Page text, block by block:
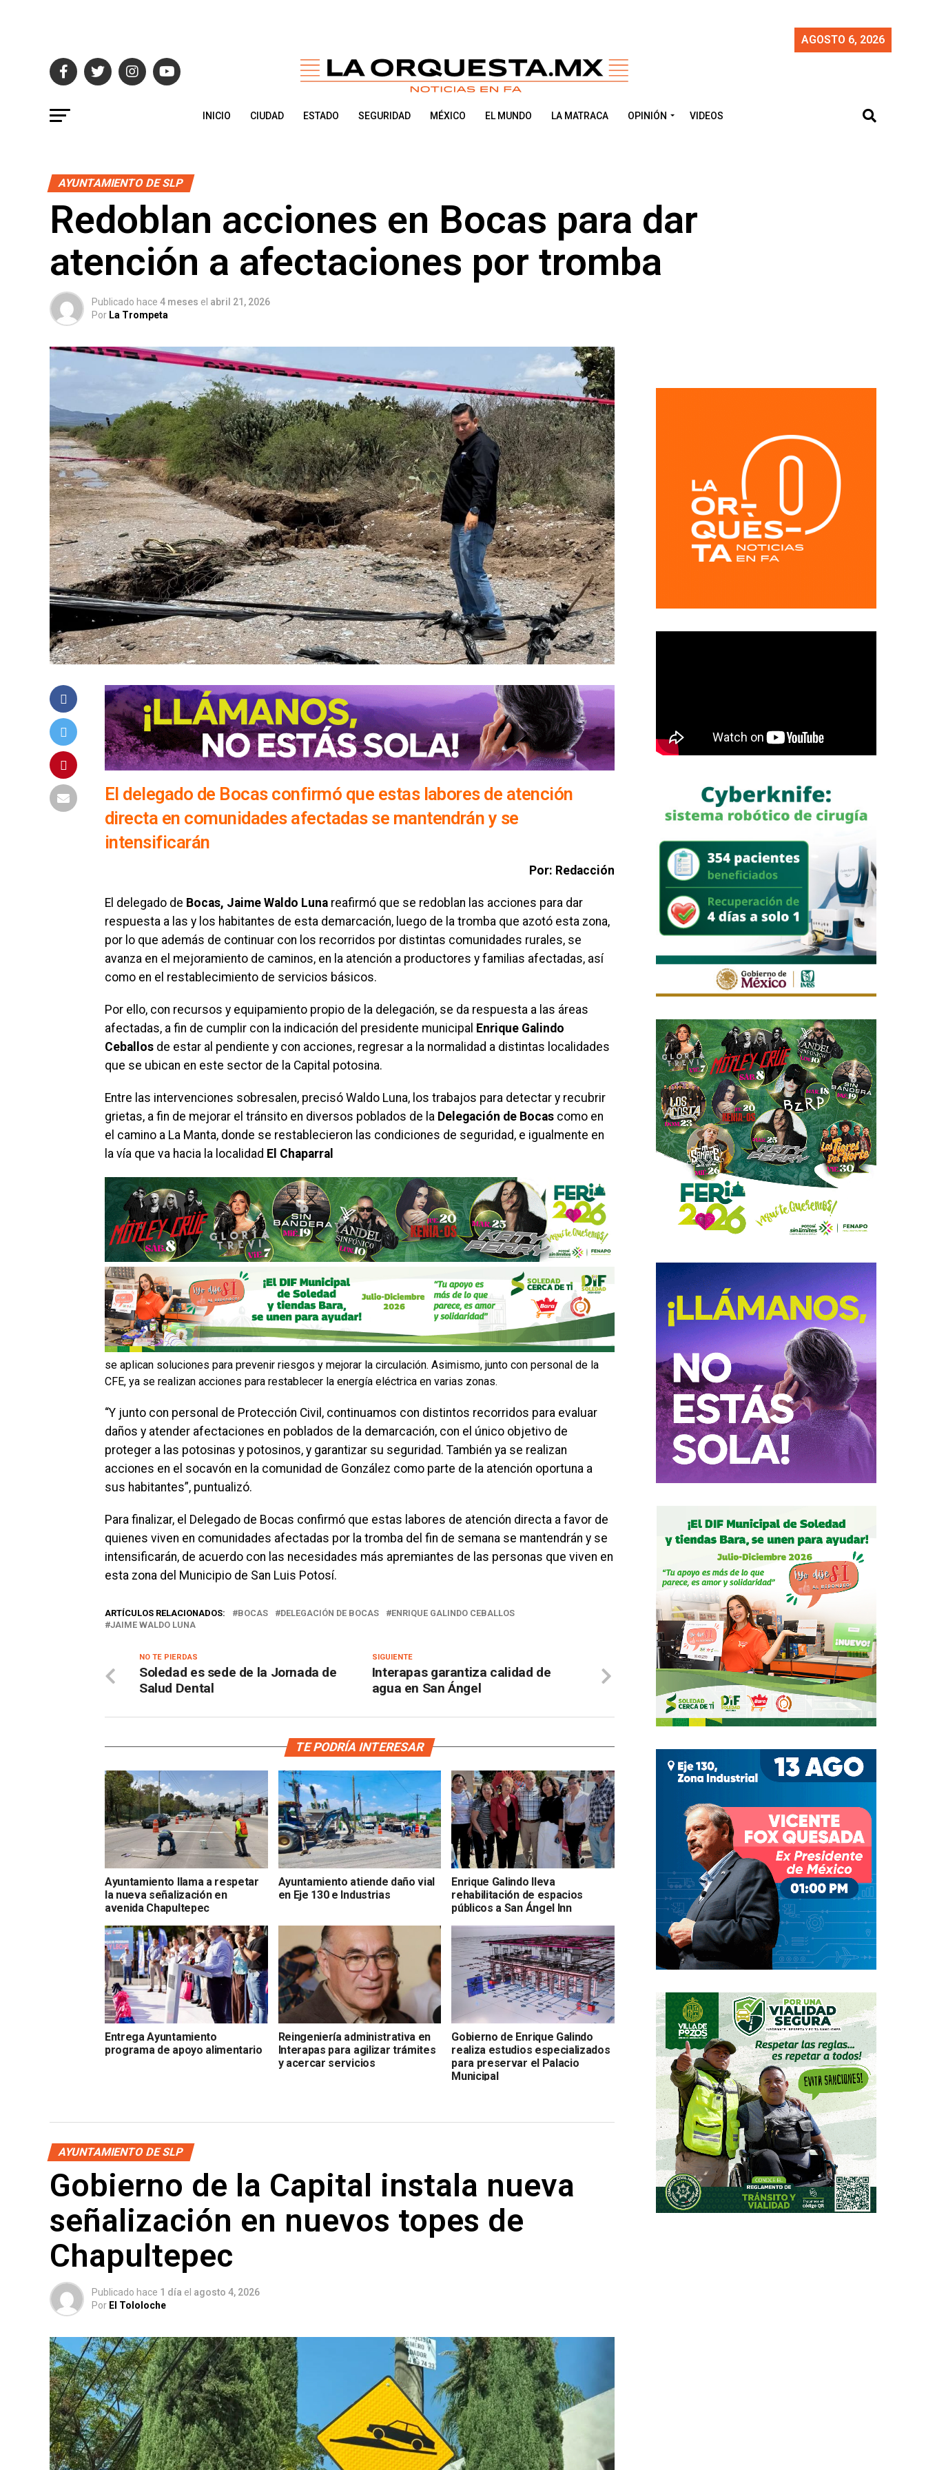
AGOSTO 6, 2026
INICIO CIUDAD ESTADO SEGURIDAD MÉXICO EL MUNDO LA MATRACA OPINIÓN VIDEOS
AYUNTAMIENTO DE SLP
Redoblan acciones en Bocas para dar
atención a afectaciones por tromba
Publicado hace 4 meses el abril 21, 2026
Por La Trompeta
El delegado de Bocas confirmó que estas labores de atención
directa en comunidades afectadas se mantendrán y se
intensificarán
Por: Redacción
El delegado de Bocas, Jaime Waldo Luna reafirmó que se redoblan las acciones para dar
respuesta a las y los habitantes de esta demarcación, luego de la tromba que azotó esta zona,
por lo que además de continuar con los recorridos por distintas comunidades rurales, se
avanza en el mejoramiento de caminos, en la atención a productores y familias afectadas, así
como en el restablecimiento de servicios básicos.
Por ello, con recursos y equipamiento propio de la delegación, se da respuesta a las áreas
afectadas, a fin de cumplir con la indicación del presidente municipal Enrique Galindo
Ceballos de estar al pendiente y con acciones, regresar a la normalidad a distintas localidades
que se ubican en este sector de la Capital potosina.
Entre las intervenciones sobresalen, precisó Waldo Luna, los trabajos para detectar y recubrir
grietas, a fin de mejorar el tránsito en diversos poblados de la Delegación de Bocas como en
el camino a La Manta, donde se restablecieron las condiciones de seguridad, e igualmente en
la vía que va hacia la localidad El Chaparral
se aplican soluciones para prevenir riesgos y mejorar la circulación. Asimismo, junto con personal de la
CFE, ya se realizan acciones para restablecer la energía eléctrica en varias zonas.
“Y junto con personal de Protección Civil, continuamos con distintos recorridos para evaluar
daños y atender afectaciones en poblados de la demarcación, con el único objetivo de
proteger a las potosinas y potosinos, y garantizar su seguridad. También ya se realizan
acciones en el socavón en la comunidad de González como parte de la atención oportuna a
sus habitantes”, puntualizó.
Para finalizar, el Delegado de Bocas confirmó que estas labores de atención directa a favor de
quienes viven en comunidades afectadas por la tromba del fin de semana se mantendrán y se
intensificarán, de acuerdo con las necesidades más apremiantes de las personas que viven en
esta zona del Municipio de San Luis Potosí.
ARTÍCULOS RELACIONADOS: BOCAS DELEGACIÓN DE BOCAS
ENRIQUE GALINDO CEBALLOS
JAIME WALDO LUNA
SIGUIENTE
Interapas garantiza calidad de
agua en San Ángel
NO TE PIERDAS
Soledad es sede de la Jornada de
Salud Dental
TE PODRÍA INTERESAR
Ayuntamiento llama a respetar
la nueva señalización en
avenida Chapultepec
Ayuntamiento atiende daño vial
en Eje 130 e Industrias
Enrique Galindo lleva
rehabilitación de espacios
públicos a San Ángel Inn
Entrega Ayuntamiento
programa de apoyo alimentario
Reingeniería administrativa en
Interapas para agilizar trámites
y acercar servicios
Gobierno de Enrique Galindo
realiza estudios especializados
para preservar el Palacio
Municipal
AYUNTAMIENTO DE SLP
Gobierno de la Capital instala nueva
señalización en nuevos topes de
Chapultepec
Publicado hace 1 día el agosto 4, 2026
Por El Tololoche